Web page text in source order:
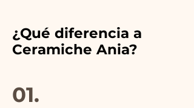
anuncios de nuestros artículos
encontrarás la foto del
¿Qué diferencia a
Ceramiche Ania?
01.